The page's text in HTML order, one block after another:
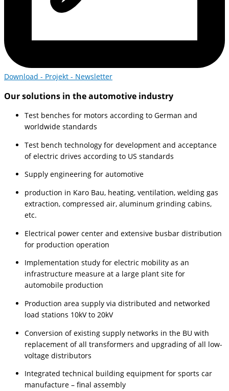
Download - Projekt - Newsletter
Our solutions in the automotive industry
Test benches for motors according to German and
worldwide standards
Test bench technology for development and acceptance
of electric drives according to US standards
Supply engineering for automotive
production in Karo Bau, heating, ventilation, welding gas
extraction, compressed air, aluminum grinding cabins,
etc.
Electrical power center and extensive busbar distribution
for production operation
Implementation study for electric mobility as an
infrastructure measure at a large plant site for
automobile production
Production area supply via distributed and networked
load stations 10kV to 20kV
Conversion of existing supply networks in the BU with
replacement of all transformers and upgrading of all low-
voltage distributors
Integrated technical building equipment for sports car
manufacture – final assembly